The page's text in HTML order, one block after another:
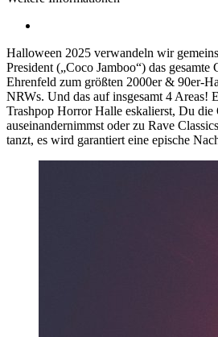
Halloween 2025 verwandeln wir
President („Coco Jamboo“) das gesamte
Ehrenfeld zum größten 2000er & 90er-
NRWs. Und das auf insgesamt 4 Areas!
Trashpop Horror Halle eskalierst, Du
auseinandernimmst oder zu Rave
tanzt, es wird garantiert eine epische